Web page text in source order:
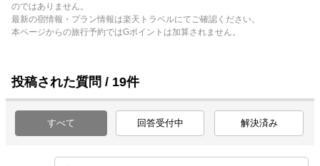
のではありません。
最新の宿情報・プラン情報は楽天トラベルにてご確認ください。
本ページからの旅行予約ではGポイントは加算されません。
投稿された質問 / 19件
すべて 回答受付中 解決済み